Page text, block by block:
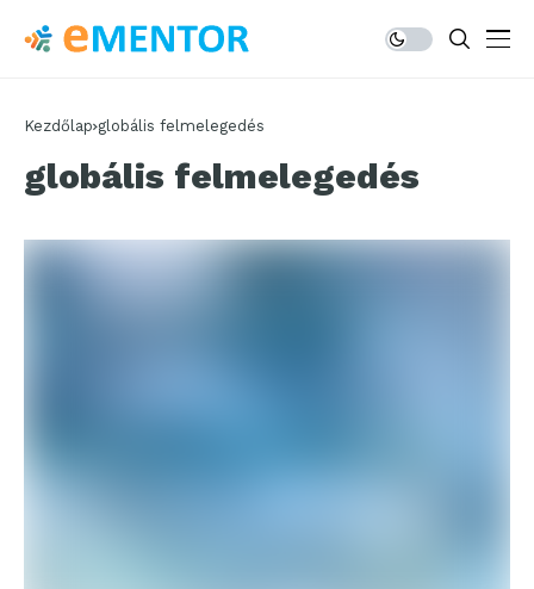
Kezdőlap globális felmelegedés
globális felmelegedés